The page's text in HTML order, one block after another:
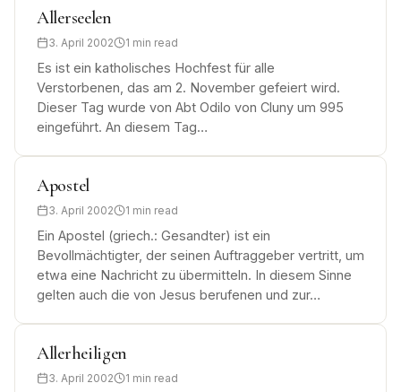
Allerseelen
3. April 2002 1 min read
Es ist ein katholisches Hochfest für alle
Verstorbenen, das am 2. November gefeiert wird.
Dieser Tag wurde von Abt Odilo von Cluny um 995
eingeführt. An diesem Tag…
Apostel
3. April 2002 1 min read
Ein Apostel (griech.: Gesandter) ist ein
Bevollmächtigter, der seinen Auftraggeber vertritt, um
etwa eine Nachricht zu übermitteln. In diesem Sinne
gelten auch die von Jesus berufenen und zur…
Allerheiligen
3. April 2002 1 min read